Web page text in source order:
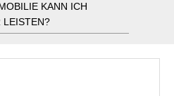
KANN ICH
LEISTEN?